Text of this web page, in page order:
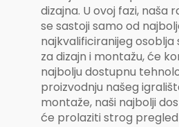
dizajna. U ovoj fazi, naša
se sastoji samo od
najkvalificiranijeg osoblja
za dizajn i montažu, će
najbolju dostupnu
proizvodnju našeg
montaže, naši najbolji
će prolaziti strog